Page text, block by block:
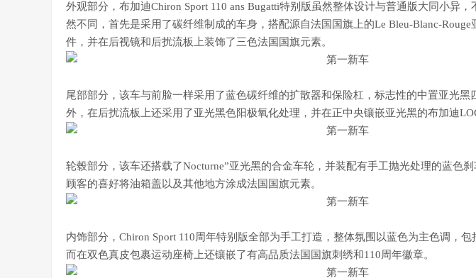
外观部分，布加迪Chiron Sport 110 ans Bugatti特别版虽然整体设计与普通版大同小异
然不同，首先是采用了碳纤维制成的车身，搭配源自法国国旗上的Le Bleu-Blanc-
件，并在后视镜和后扰流板上装饰了三色法国国旗元素。
尾部部分，该车与前脸一样采用了蓝色碳纤维的扩散器和保险杠，标志性的中置亚光黑
外，在后扰流板上还采用了亚光黑色阳极氧化处理，并在正中央镶嵌亚光黑的布加迪
轮毂部分，该车还搭载了Nocturne”亚光黑的合金车轮，并装配有手工抛光处理的蓝色
顾客的喜好将油箱盖以及其他地方涂成法国国旗元素。
内饰部分，Chiron Sport 110周年特别版全部为手工打造，整体氛围以蓝色为主色调，包
而在双色真皮包裹运动座椅上还镶嵌了有高品质法国国旗刺绣和110周年徽章。